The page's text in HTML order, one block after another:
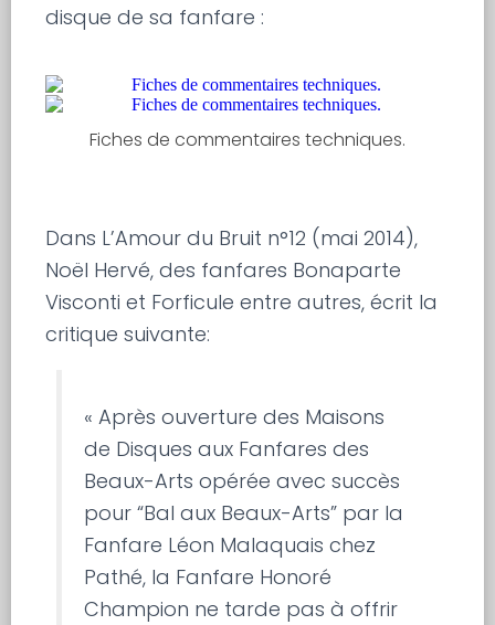
disque de sa fanfare :
Fiches de commentaires techniques.
Dans L’Amour du Bruit n°12 (mai 2014),
Noël Hervé, des fanfares Bonaparte
Visconti et Forficule entre autres, écrit la
critique suivante:
« Après ouverture des Maisons
de Disques aux Fanfares des
Beaux-Arts opérée avec succès
pour “Bal aux Beaux-Arts” par la
Fanfare Léon Malaquais chez
Pathé, la Fanfare Honoré
Champion ne tarde pas à offrir